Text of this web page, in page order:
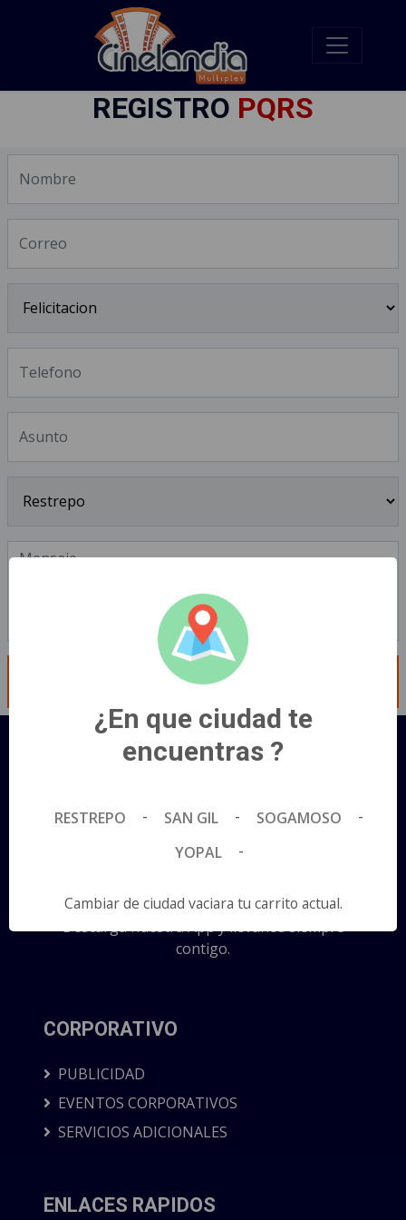
REGISTRO PQRS
ENVIAR MENSAJE
Descarga nuestra App y llevanos siempre
contigo.
CORPORATIVO
PUBLICIDAD
EVENTOS CORPORATIVOS
SERVICIOS ADICIONALES
ENLACES RAPIDOS
¿En que ciudad te
encuentras ?
RESTREPO - SAN GIL - SOGAMOSO -
YOPAL -
Cambiar de ciudad vaciara tu carrito actual.